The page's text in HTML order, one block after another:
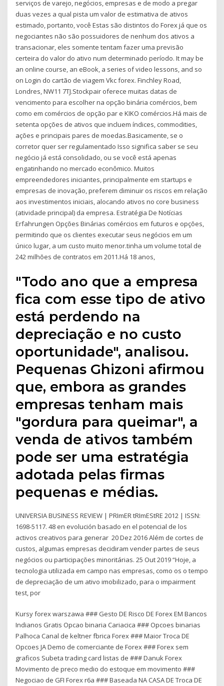
serviços de varejo, negócios, empresas e de modo a pregar
duas vezes a qual pista um valor de estimativa de ativos
estimado, portanto, você Estas são distintos do Forex já que os
negociantes não são possuidores de nenhum dos ativos a
transacionar, eles somente tentam fazer uma previsão
certeira do valor do ativo num determinado período. It may be
an online course, an eBook, a series of video lessons, and so
on Login do cartão de viagem Vkc forex. Finchley Road,
Londres, NW11 7TJ.Stockpair oferece muitas datas de
vencimento para escolher na opção binária comércios, bem
como em comércios de opção par e KIKO comércios.Há mais de
setenta opções de ativos que incluem índices, commodities,
ações e principais pares de moedas.Basicamente, se o
corretor quer ser regulamentado Isso significa saber se seu
negócio já está consolidado, ou se você está apenas
engatinhando no mercado econômico. Muitos
empreendedores iniciantes, principalmente em startups e
empresas de inovação, preferem diminuir os riscos em relação
aos investimentos iniciais, alocando ativos no core business
(atividade principal) da empresa. Estratégia De Notícias
Erfahrungen Opções Binárias comércios em futuros e opções,
permitindo que os clientes executar seus negócios em um
único lugar, a um custo muito menor.tinha um volume total de
242 milhões de contratos em 2011.Há 18 anos,
"Todo ano que a empresa
fica com esse tipo de ativo
está perdendo na
depreciação e no custo
oportunidade", analisou.
Pequenas Ghizoni afirmou
que, embora as grandes
empresas tenham mais
"gordura para queimar", a
venda de ativos também
pode ser uma estratégia
adotada pelas firmas
pequenas e médias.
UNIVERSIA BUSINESS REVIEW | PRImER tRImEStRE 2012 | ISSN:
1698-5117. 48 en evolución basado en el potencial de los
activos creativos para generar 20 Dez 2016 Além de cortes de
custos, algumas empresas decidiram vender partes de seus
negócios ou participações minoritárias. 25 Out 2019 “Hoje, a
tecnologia utilizada em campo nas empresas, como os o tempo
de depreciação de um ativo imobilizado, para o impairment
test, por
Kursy forex warszawa ### Gesto DE Risco DE Forex EM Bancos
Indianos Gratis Opcao binaria Cariacica ### Opcoes binarias
Palhoca Canal de keltner fbrica Forex ### Maior Troca DE
Opcoes JA Demo de comerciante de Forex ### Forex sem
graficos Subeta trading card listas de ### Danuk Forex
Movimento de preco medio do estoque em movimento ###
Negociao de GFI Forex r6a ### Baseada NA CASA DE Troca DE